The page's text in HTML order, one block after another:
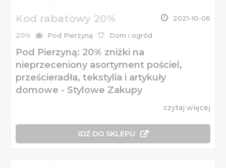
Kod rabatowy 20% 2021-10-06
20% Pod Pierzyną Dom i ogród
Pod Pierzyną: 20% zniżki na
nieprzeceniony asortyment pościel,
prześcieradła, tekstylia i artykuły
domowe - Stylowe Zakupy
czytaj więcej
IDŹ DO SKLEPU